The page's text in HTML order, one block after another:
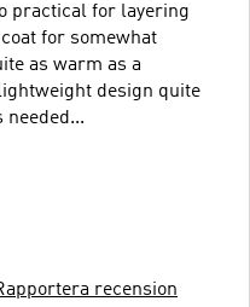
for layering
for somewhat
as warm as a
design quite
recension